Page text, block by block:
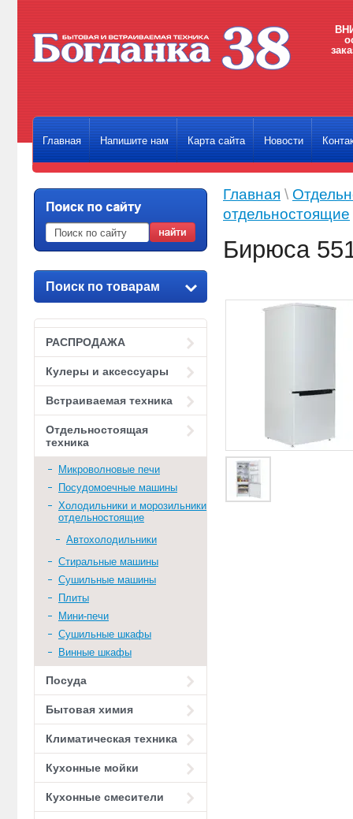
Главная Напишите нам Карта сайта Новости
Поиск по товарам
РАСПРОДАЖА
Кулеры и аксессуары
Встраиваемая техника
Отдельностоящая
техника
Микроволновые печи
Посудомоечные машины
Холодильники и морозильники
отдельностоящие
Автохолодильники
Стиральные машины
Сушильные машины
Плиты
Мини-печи
Сушильные шкафы
Винные шкафы
Посуда
Бытовая химия
Климатическая техника
Кухонные мойки
Кухонные смесители
Главная \
отдельностоящие
Бирюса